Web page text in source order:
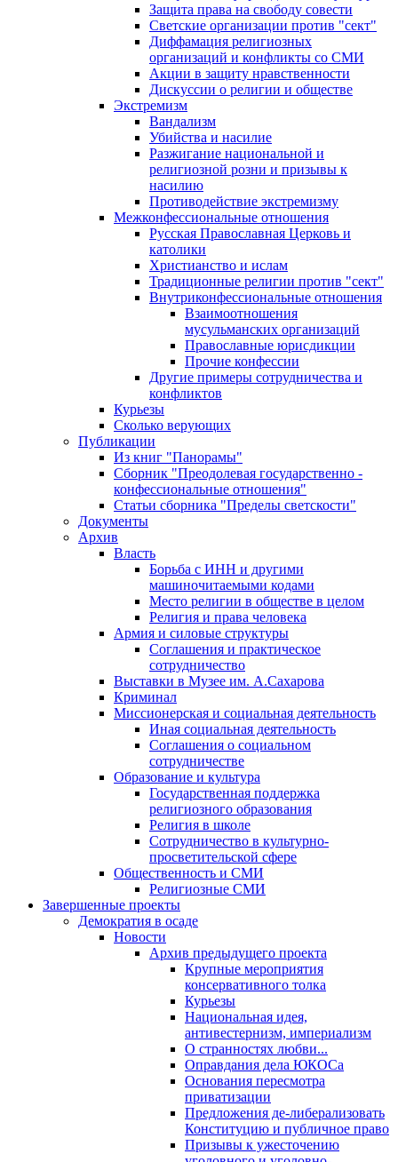
Защита права на свободу совести
Светские организации против "сект"
Диффамация религиозных
организаций и конфликты со СМИ
Акции в защиту нравственности
Дискуссии о религии и обществе
Экстремизм
Вандализм
Убийства и насилие
Разжигание национальной и
религиозной розни и призывы к
насилию
Противодействие экстремизму
Межконфессиональные отношения
Русская Православная Церковь и
католики
Христианство и ислам
Традиционные религии против "сект"
Внутриконфессиональные отношения
Взаимоотношения
мусульманских организаций
Православные юрисдикции
Прочие конфессии
Другие примеры сотрудничества и
конфликтов
Курьезы
Сколько верующих
Публикации
Из книг "Панорамы"
Сборник "Преодолевая государственно -
конфессиональные отношения"
Статьи сборника "Пределы светскости"
Документы
Архив
Власть
Борьба с ИНН и другими
машиночитаемыми кодами
Место религии в обществе в целом
Религия и права человека
Армия и силовые структуры
Соглашения и практическое
сотрудничество
Выставки в Музее им. А.Сахарова
Криминал
Миссионерская и социальная деятельность
Иная социальная деятельность
Соглашения о социальном
сотрудничестве
Образование и культура
Государственная поддержка
религиозного образования
Религия в школе
Сотрудничество в культурно-
просветительской сфере
Общественность и СМИ
Религиозные СМИ
Завершенные проекты
Демократия в осаде
Новости
Архив предыдущего проекта
Крупные мероприятия
консервативного толка
Курьезы
Национальная идея,
антивестернизм, империализм
О странностях любви...
Оправдания дела ЮКОСа
Основания пересмотра
приватизации
Предложения де-либерализовать
Конституцию и публичное право
Призывы к ужесточению